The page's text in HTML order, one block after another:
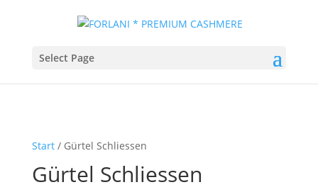
Select Page
Start/ Gürtel Schliessen
Gürtel Schliessen